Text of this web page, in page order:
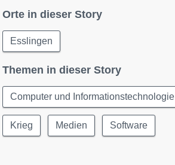
Orte in dieser Story
Esslingen
Themen in dieser Story
Computer und Informationstechnologie
Krieg Medien Software